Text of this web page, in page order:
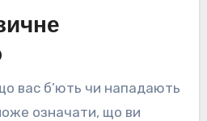
вас б’ють чи нападають
означати, що ви